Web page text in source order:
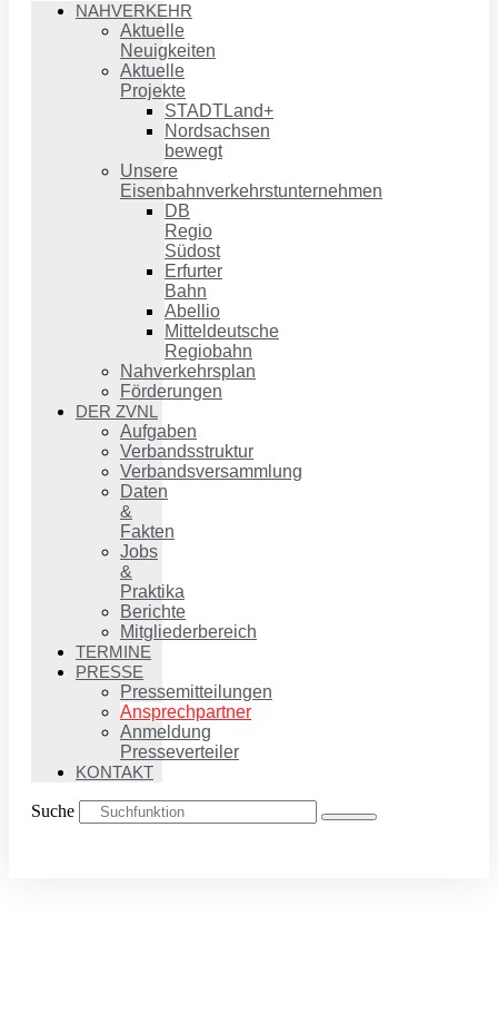
NAHVERKEHR
Aktuelle
Neuigkeiten
Aktuelle
Projekte
STADTLand+
Nordsachsen
bewegt
Unsere
Eisenbahnverkehrstunternehmen
DB
Regio
Südost
Erfurter
Bahn
Abellio
Mitteldeutsche
Regiobahn
Nahverkehrsplan
Förderungen
DER ZVNL
Aufgaben
Verbandsstruktur
Verbandsversammlung
Daten
&
Fakten
Jobs
&
Praktika
Berichte
Mitgliederbereich
TERMINE
PRESSE
Pressemitteilungen
Ansprechpartner
Anmeldung
Presseverteiler
KONTAKT
Suche